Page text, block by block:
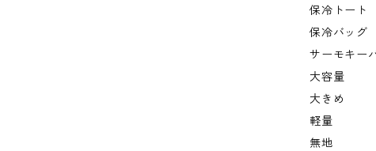
保冷トート
保冷バッグ
サーモキー
大容量
大きめ
軽量
無地